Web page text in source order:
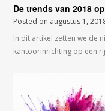
De trends van 2018
Posted on augustus 1,
In dit artikel zetten we de
kantoorinrichting op een